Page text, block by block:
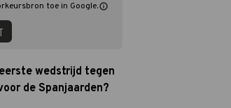
toe in Google.
wedstrijd tegen
de Spanjaarden?